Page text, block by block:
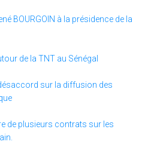
BOURGOIN à la présidence de la
de la TNT au Sénégal
sur la diffusion des
de plusieurs contrats sur les